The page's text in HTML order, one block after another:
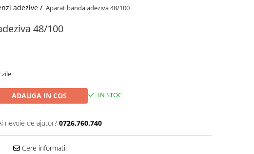
adezive / Aparat banda adeziva 48/100
48/100
zile
ADAUGA IN COS IN STOC
nevoie de ajutor? 0726.760.740
Cere informatii